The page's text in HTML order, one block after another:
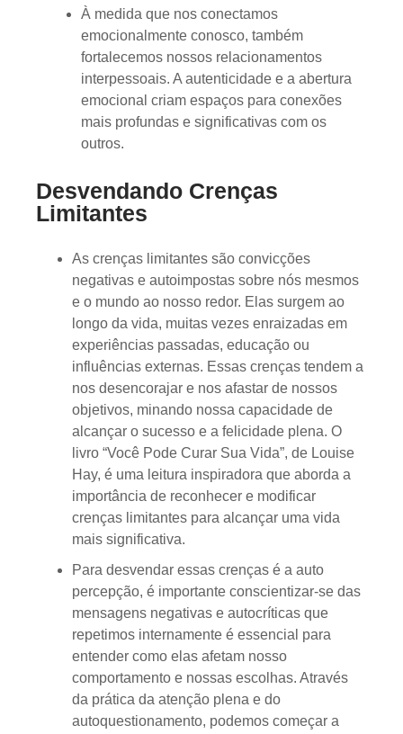
À medida que nos conectamos
emocionalmente conosco, também
fortalecemos nossos relacionamentos
interpessoais. A autenticidade e a abertura
emocional criam espaços para conexões
mais profundas e significativas com os
outros.
Desvendando Crenças
Limitantes
As crenças limitantes são convicções
negativas e autoimpostas sobre nós mesmos
e o mundo ao nosso redor. Elas surgem ao
longo da vida, muitas vezes enraizadas em
experiências passadas, educação ou
influências externas. Essas crenças tendem a
nos desencorajar e nos afastar de nossos
objetivos, minando nossa capacidade de
alcançar o sucesso e a felicidade plena. O
livro “Você Pode Curar Sua Vida”, de Louise
Hay, é uma leitura inspiradora que aborda a
importância de reconhecer e modificar
crenças limitantes para alcançar uma vida
mais significativa.
Para desvendar essas crenças é a auto
percepção, é importante conscientizar-se das
mensagens negativas e autocríticas que
repetimos internamente é essencial para
entender como elas afetam nosso
comportamento e nossas escolhas. Através
da prática da atenção plena e do
autoquestionamento, podemos começar a